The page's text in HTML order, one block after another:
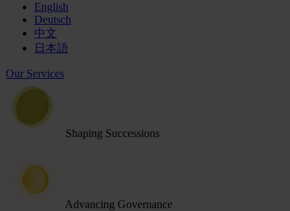
English
Deutsch
中文
日本語
Our Services
Shaping Successions
Advancing Governance